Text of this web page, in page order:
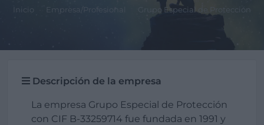
Inicio Empresa/Profesional Grupo Especial de Protección
Descripción de la empresa
La empresa Grupo Especial de Protección
con CIF B-33259714 fue fundada en 1991 y